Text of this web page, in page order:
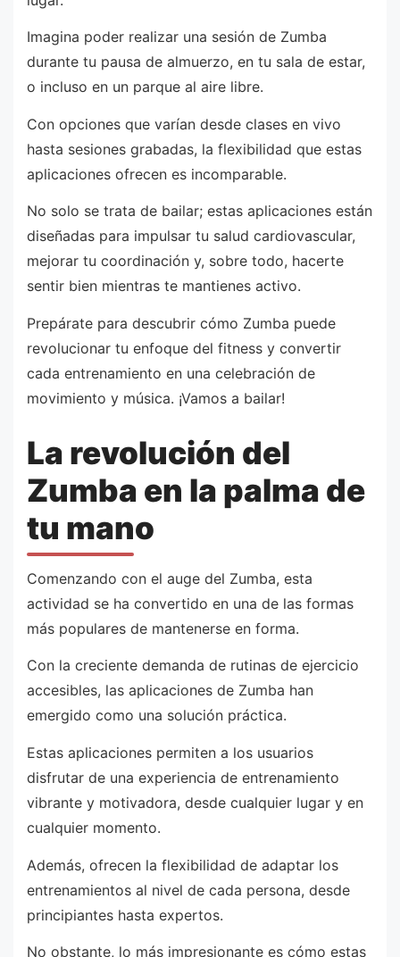
Imagina poder realizar una sesión de Zumba
durante tu pausa de almuerzo, en tu sala de estar,
o incluso en un parque al aire libre.
Con opciones que varían desde clases en vivo
hasta sesiones grabadas, la flexibilidad que estas
aplicaciones ofrecen es incomparable.
No solo se trata de bailar; estas aplicaciones están
diseñadas para impulsar tu salud cardiovascular,
mejorar tu coordinación y, sobre todo, hacerte
sentir bien mientras te mantienes activo.
Prepárate para descubrir cómo Zumba puede
revolucionar tu enfoque del fitness y convertir
cada entrenamiento en una celebración de
movimiento y música. ¡Vamos a bailar!
La revolución del
Zumba en la palma de
tu mano
Comenzando con el auge del Zumba, esta
actividad se ha convertido en una de las formas
más populares de mantenerse en forma.
Con la creciente demanda de rutinas de ejercicio
accesibles, las aplicaciones de Zumba han
emergido como una solución práctica.
Estas aplicaciones permiten a los usuarios
disfrutar de una experiencia de entrenamiento
vibrante y motivadora, desde cualquier lugar y en
cualquier momento.
Además, ofrecen la flexibilidad de adaptar los
entrenamientos al nivel de cada persona, desde
principiantes hasta expertos.
No obstante, lo más impresionante es cómo estas